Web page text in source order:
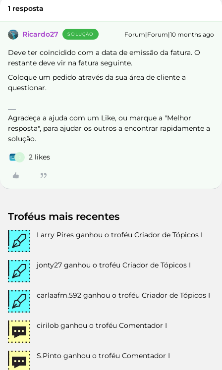
1 resposta
Ricardo27 SOLUÇÃO Forum|Forum|10 months ago
Deve ter coincidido com a data de emissão da fatura. O
restante deve vir na fatura seguinte.
Coloque um pedido através da sua área de cliente a
questionar.
Agradeça a ajuda com um Like, ou marque a "Melhor
resposta", para ajudar os outros a encontrar rapidamente a
solução.
2 likes
Troféus mais recentes
Larry Pires ganhou o troféu Criador de Tópicos I
jonty27 ganhou o troféu Criador de Tópicos I
carlaafm.592 ganhou o troféu Criador de Tópicos I
cirilob ganhou o troféu Comentador I
S.Pinto ganhou o troféu Comentador I